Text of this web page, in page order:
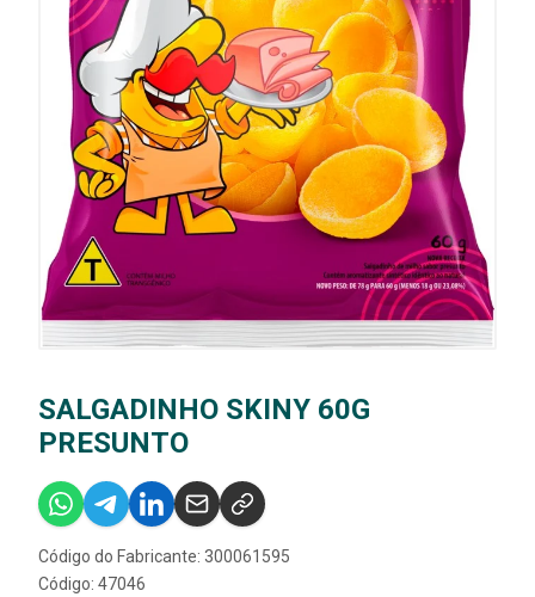
SALGADINHO SKINY 60G
PRESUNTO
Código do Fabricante: 300061595
Código: 47046